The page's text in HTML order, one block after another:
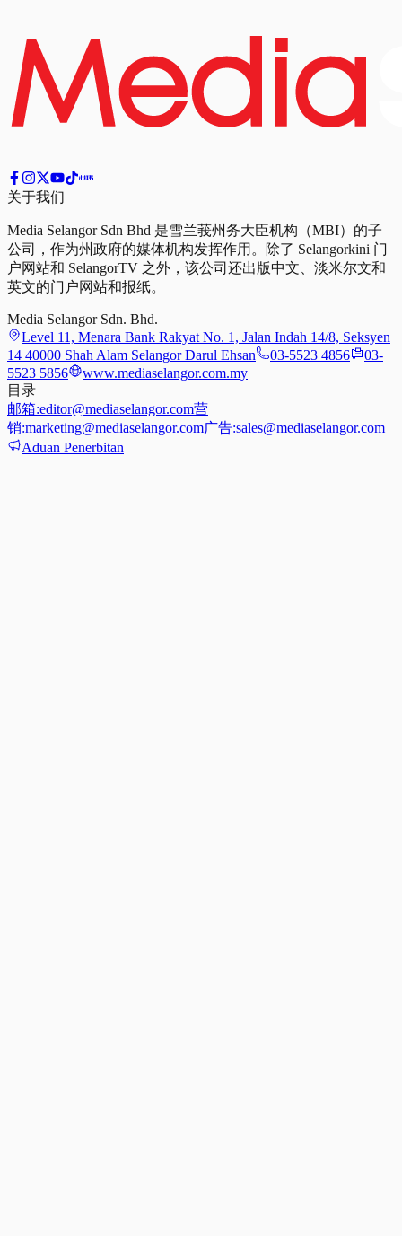
关于我们
Media Selangor Sdn Bhd 是雪兰莪州务大臣机构（MBI）的子
公司，作为州政府的媒体机构发挥作用。除了 Selangorkini 门
户网站和 SelangorTV 之外，该公司还出版中文、淡米尔文和
英文的门户网站和报纸。
Media Selangor Sdn. Bhd.
Level 11, Menara Bank Rakyat No. 1, Jalan Indah 14/8, Seksyen
14 40000 Shah Alam Selangor Darul Ehsan
03-5523 4856
03-
5523 5856
www.mediaselangor.com.my
目录
邮箱:editor@mediaselangor.com营
销:marketing@mediaselangor.com广告:sales@mediaselangor.com
Aduan Penerbitan